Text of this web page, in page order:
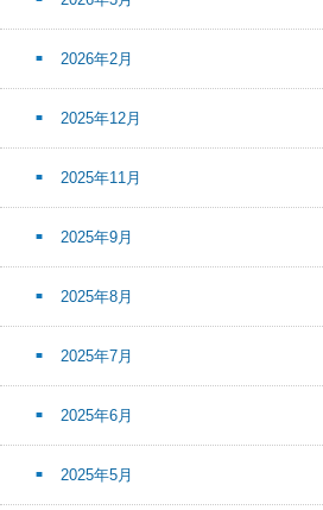
2026年2月
2025年12月
2025年11月
2025年9月
2025年8月
2025年7月
2025年6月
2025年5月